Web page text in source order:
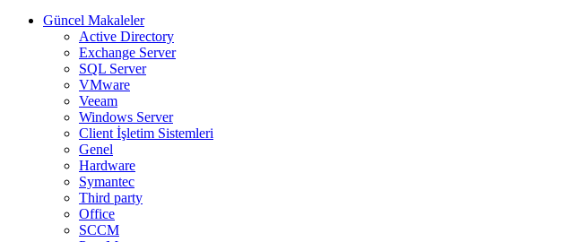
Güncel Makaleler
Active Directory
Exchange Server
SQL Server
VMware
Veeam
Windows Server
Client İşletim Sistemleri
Genel
Hardware
Symantec
Third party
Office
SCCM